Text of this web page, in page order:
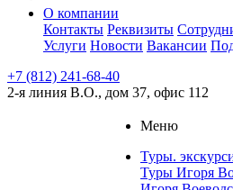
О компании
Контакты Реквизиты
Услуги Новости Вакансии
+7 (812) 241-68-40
2-я линия В.О., дом 37, офис 112
Меню
Туры.
Туры Игоря